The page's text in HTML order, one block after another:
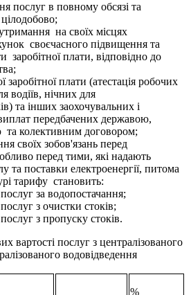
послуг в повному обсязі та
цілодобово;
на своїх місцях
своєчасного підвищення та
заробітної плати, відповідно до
заробітної плати (атестація робочих
водіїв, нічних для
та інших заохочувальних і
передбачених державою,
та колективним договором;
своїх зобов'язань перед
перед тими, які надають
та поставки електроенергії, питома
тарифу становить:
за водопостачання;
з очистки стоків;
з пропуску стоків.
вартості послуг з централізованого
водовідведення
%